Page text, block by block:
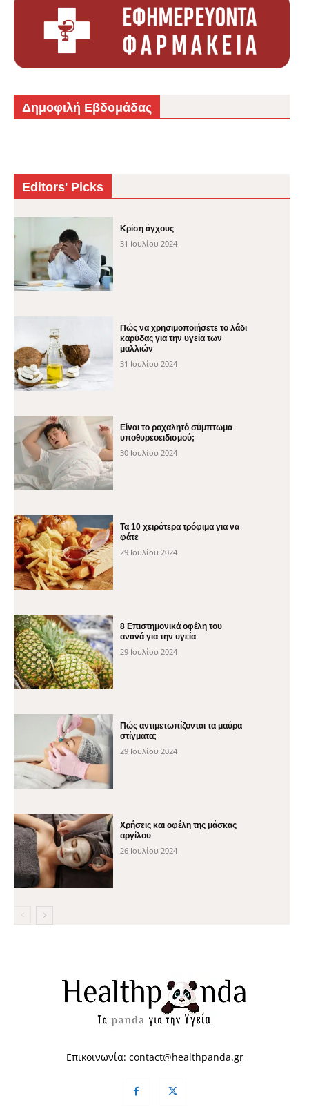
Δημοφιλή Εβδομάδας
Editors' Picks
Κρίση άγχους
31 Ιουλίου 2024
Πώς να χρησιμοποιήσετε το λάδι
καρύδας για την υγεία των
μαλλιών
31 Ιουλίου 2024
Είναι το ροχαλητό σύμπτωμα
υποθυρεοειδισμού;
30 Ιουλίου 2024
Τα 10 χειρότερα τρόφιμα για να
φάτε
29 Ιουλίου 2024
8 Επιστημονικά οφέλη του
ανανά για την υγεία
29 Ιουλίου 2024
Πώς αντιμετωπίζονται τα μαύρα
στίγματα;
29 Ιουλίου 2024
Χρήσεις και οφέλη της μάσκας
αργίλου
26 Ιουλίου 2024
Επικοινωνία: contact@healthpanda.gr